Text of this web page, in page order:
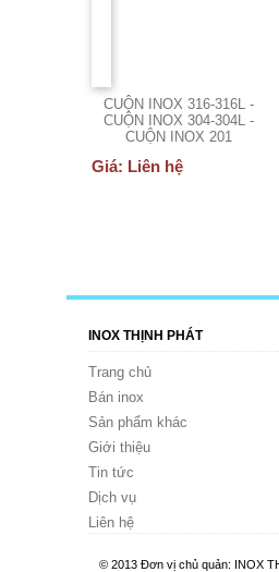
CUỘN INOX 316-316L -
CUỘN INOX 304-304L -
CUỘN INOX 201
Giá: Liên hệ
INOX THỊNH PHÁT
Trang chủ
Bán inox
Sản phẩm khác
Giới thiệu
Tin tức
Dịch vụ
Liên hệ
© 2013 Đơn vị chủ quản: INOX